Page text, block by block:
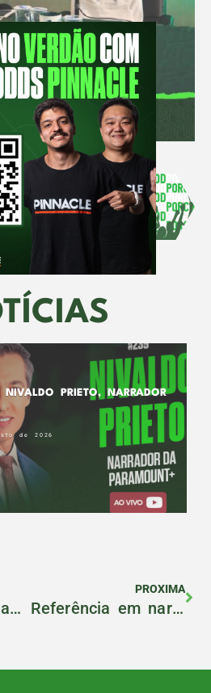
NIVALDO PRIETO, NARRADOR
de 2026
O elenco desse ano está melhor do que o ano passado?
PROXIMA
Referência em narração, Fernando Nardini é o próximo convidado do PodPorco